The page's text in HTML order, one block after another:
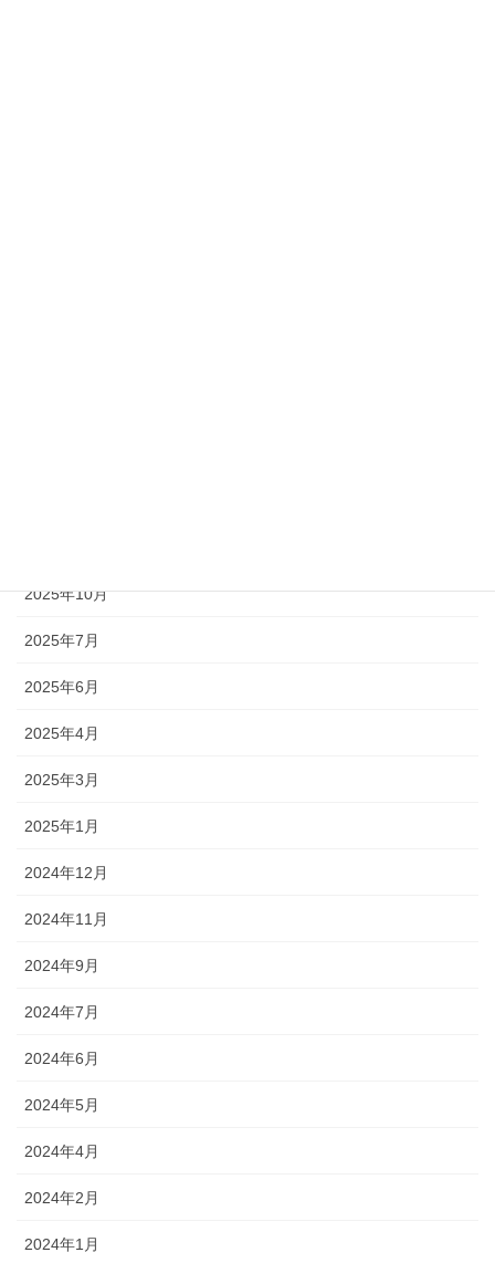
2025年10月
2025年7月
2025年6月
2025年4月
2025年3月
2025年1月
2024年12月
2024年11月
2024年9月
2024年7月
2024年6月
2024年5月
2024年4月
2024年2月
2024年1月